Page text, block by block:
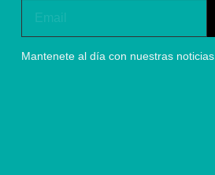
Mantenete al día con nuestras noticias.